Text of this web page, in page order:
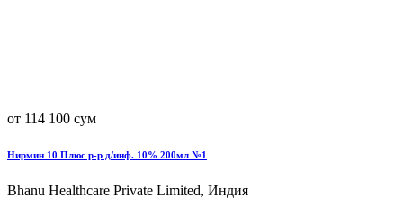
от 114 100 сум
Нирмин 10 Плюс р-р д/инф. 10% 200мл №1
Bhanu Healthcare Private Limited, Индия